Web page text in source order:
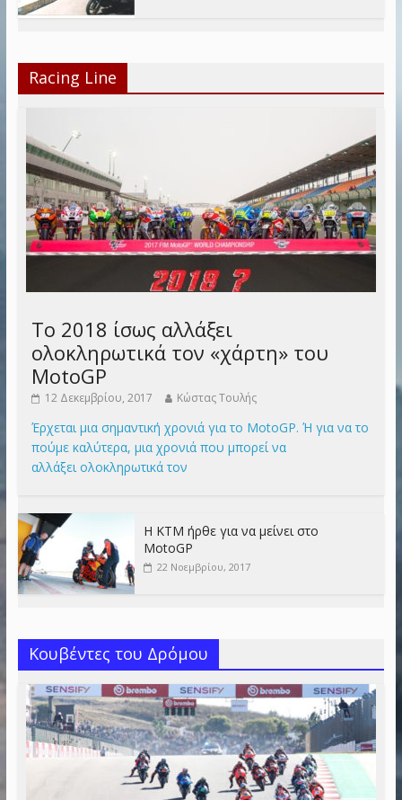
Racing Line
Το 2018 ίσως αλλάξει
ολοκληρωτικά τον «χάρτη» του
MotoGP
12 Δεκεμβρίου, 2017 Κώστας Τουλής
Έρχεται μια σημαντική χρονιά για το MotoGP. Ή για να το
πούμε καλύτερα, μια χρονιά που μπορεί να
αλλάξει ολοκληρωτικά τον
Η KTM ήρθε για να μείνει στο
MotoGP
22 Νοεμβρίου, 2017
Κουβέντες του Δρόμου